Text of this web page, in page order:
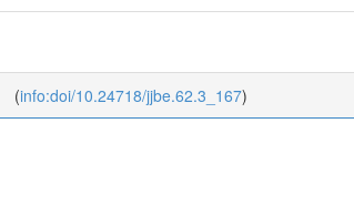
(info:doi/10.24718/jjbe.62.3_167)